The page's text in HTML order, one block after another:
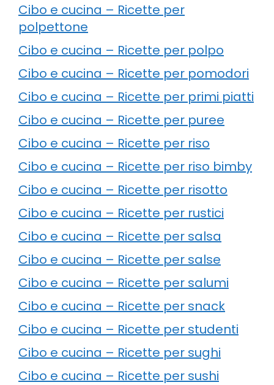
Cibo e cucina – Ricette per
polpettone
Cibo e cucina – Ricette per polpo
Cibo e cucina – Ricette per pomodori
Cibo e cucina – Ricette per primi piatti
Cibo e cucina – Ricette per puree
Cibo e cucina – Ricette per riso
Cibo e cucina – Ricette per riso bimby
Cibo e cucina – Ricette per risotto
Cibo e cucina – Ricette per rustici
Cibo e cucina – Ricette per salsa
Cibo e cucina – Ricette per salse
Cibo e cucina – Ricette per salumi
Cibo e cucina – Ricette per snack
Cibo e cucina – Ricette per studenti
Cibo e cucina – Ricette per sughi
Cibo e cucina – Ricette per sushi